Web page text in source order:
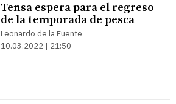
Tensa espera para el regreso
de la temporada de pesca
Leonardo de la Fuente
10.03.2022 | 21:50